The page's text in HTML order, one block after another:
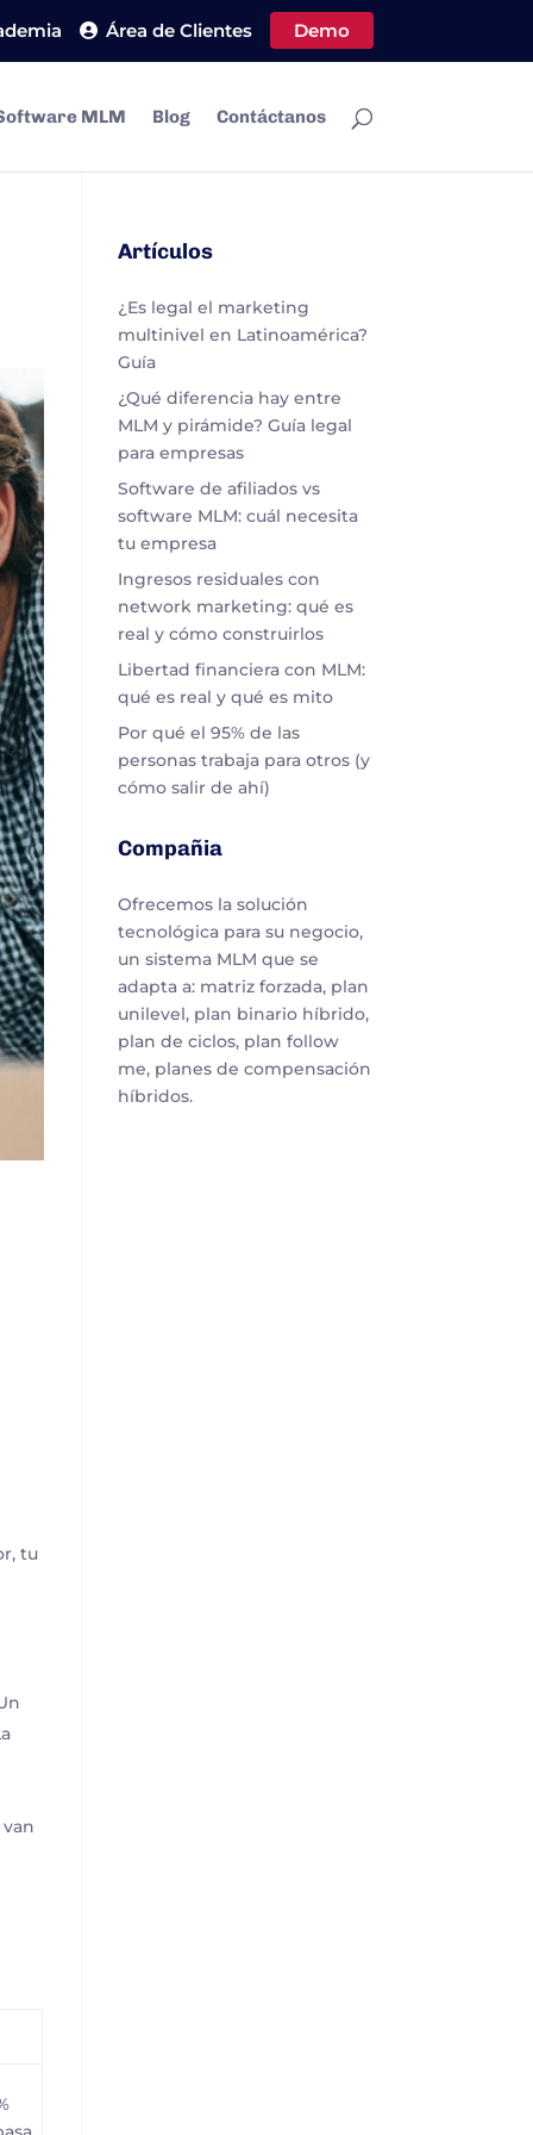
Área de Clientes Demo
MLM Blog Contáctanos
tu
Artículos
¿Es legal el marketing
multinivel en Latinoamérica?
Guía
¿Qué diferencia hay entre
MLM y pirámide? Guía legal
para empresas
Software de afiliados vs
software MLM: cuál necesita
tu empresa
Ingresos residuales con
network marketing: qué es
real y cómo construirlos
Libertad financiera con MLM:
qué es real y qué es mito
Por qué el 95% de las
personas trabaja para otros (y
cómo salir de ahí)
Compañia
Ofrecemos la solución
tecnológica para su negocio,
un sistema MLM que se
adapta a: matriz forzada, plan
unilevel, plan binario híbrido,
plan de ciclos, plan follow
me, planes de compensación
híbridos.